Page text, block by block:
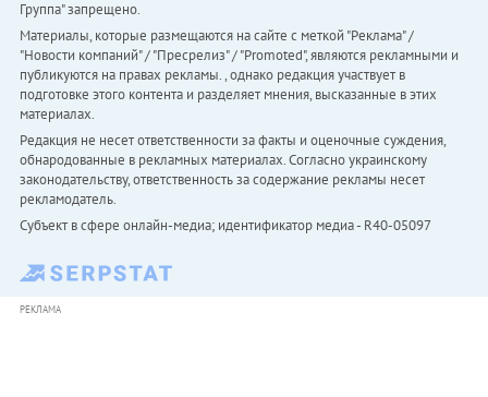
Группа" запрещено.
Материалы, которые размещаются на сайте с меткой "Реклама" /
"Новости компаний" / "Пресрелиз" / "Promoted", являются рекламными и
публикуются на правах рекламы. , однако редакция участвует в
подготовке этого контента и разделяет мнения, высказанные в этих
материалах.
Редакция не несет ответственности за факты и оценочные суждения,
обнародованные в рекламных материалах. Согласно украинскому
законодательству, ответственность за содержание рекламы несет
рекламодатель.
Субъект в сфере онлайн-медиа; идентификатор медиа - R40-05097
РЕКЛАМА